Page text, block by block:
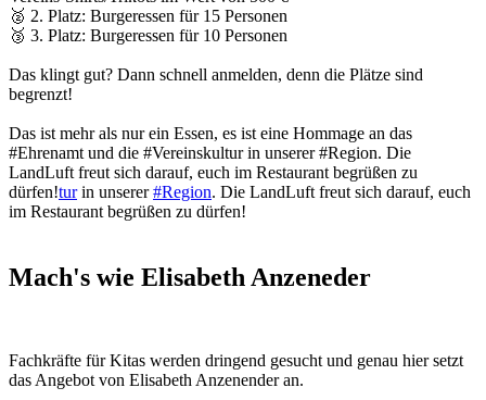
🥈 2. Platz: Burgeressen für 15 Personen
🥉 3. Platz: Burgeressen für 10 Personen
Das klingt gut? Dann schnell anmelden, denn die Plätze sind
begrenzt!
Das ist mehr als nur ein Essen, es ist eine Hommage an das
#Ehrenamt und die #Vereinskultur in unserer #Region. Die
LandLuft freut sich darauf, euch im Restaurant begrüßen zu
dürfen!turin unserer#Region. Die LandLuft freut sich darauf, euch
im Restaurant begrüßen zu dürfen!
Mach's wie Elisabeth Anzeneder
Fachkräfte für Kitas werden dringend gesucht und genau hier setzt
das Angebot von Elisabeth Anzenender an.